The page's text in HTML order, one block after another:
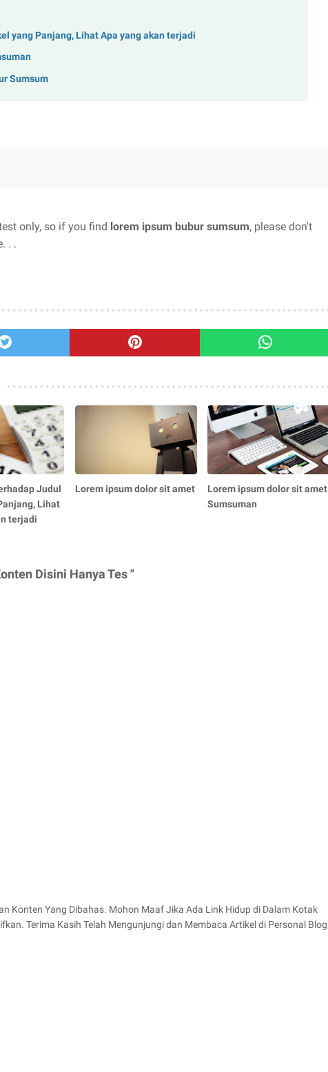
yang Panjang, Lihat Apa yang akan terjadi
Sumsum
only, so if you find lorem ipsum bubur sumsum, please don't
. .
Judul
Lihat
terjadi
Lorem ipsum dolor sit amet
Lorem ipsum dolor sit amet
Sumsuman
Disini Hanya Tes "
Konten Yang Dibahas. Mohon Maaf Jika Ada Link Hidup di Dalam Kotak
Terima Kasih Telah Mengunjungi dan Membaca Artikel di Personal Blog